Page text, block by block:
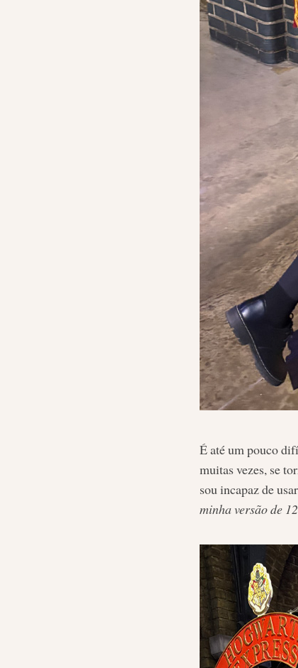
É até um pouco
muitas vezes, se
sou incapaz de
minha versão de